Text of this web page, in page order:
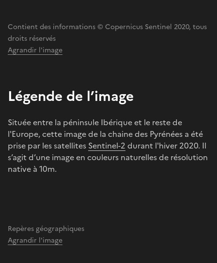
Contient des informations © Copernicus Sentinel 2020, tous
droits réservés
Agrandir l'image
Légende de l’image
Située entre la péninsule Ibérique et le reste de
l'Europe, cette image de la chaine des Pyrénées a été
prise par les satellites Sentinel-2 durant l'hiver 2020. Il
s’agit d’une image en couleurs naturelles de résolution
native à 10m.
Repères géographiques
Agrandir l'image